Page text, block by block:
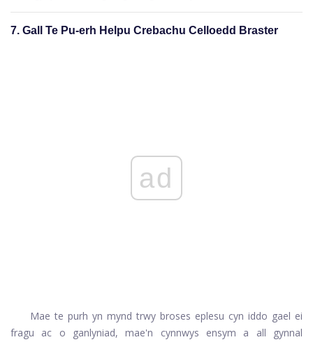
7. Gall Te Pu-erh Helpu Crebachu Celloedd Braster
ad
Mae te purh yn mynd trwy broses eplesu cyn iddo gael ei
fragu ac o ganlyniad, mae'n cynnwys ensym a all gynnal